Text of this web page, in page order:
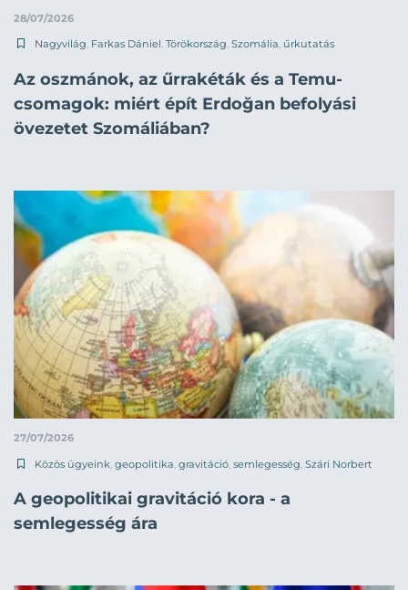
28/07/2026
Nagyvilág, Farkas Dániel, Törökország, Szomália, űrkutatás
Az oszmánok, az űrrakéták és a Temu-
csomagok: miért épít Erdoğan befolyási
övezetet Szomáliában?
27/07/2026
Közös ügyeink geopolitika gravitáció semlegesség Szári Norbert
A geopolitikai gravitáció kora - a
semlegesség ára